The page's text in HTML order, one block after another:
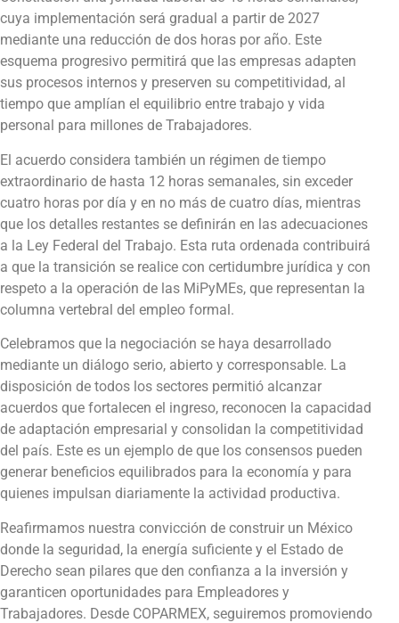
cuya implementación será gradual a partir de 2027
mediante una reducción de dos horas por año. Este
esquema progresivo permitirá que las empresas adapten
sus procesos internos y preserven su competitividad, al
tiempo que amplían el equilibrio entre trabajo y vida
personal para millones de Trabajadores.
El acuerdo considera también un régimen de tiempo
extraordinario de hasta 12 horas semanales, sin exceder
cuatro horas por día y en no más de cuatro días, mientras
que los detalles restantes se definirán en las adecuaciones
a la Ley Federal del Trabajo. Esta ruta ordenada contribuirá
a que la transición se realice con certidumbre jurídica y con
respeto a la operación de las MiPyMEs, que representan la
columna vertebral del empleo formal.
Celebramos que la negociación se haya desarrollado
mediante un diálogo serio, abierto y corresponsable. La
disposición de todos los sectores permitió alcanzar
acuerdos que fortalecen el ingreso, reconocen la capacidad
de adaptación empresarial y consolidan la competitividad
del país. Este es un ejemplo de que los consensos pueden
generar beneficios equilibrados para la economía y para
quienes impulsan diariamente la actividad productiva.
Reafirmamos nuestra convicción de construir un México
donde la seguridad, la energía suficiente y el Estado de
Derecho sean pilares que den confianza a la inversión y
garanticen oportunidades para Empleadores y
Trabajadores. Desde COPARMEX, seguiremos promoviendo